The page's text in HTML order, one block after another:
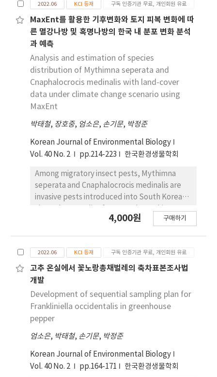
2022.06 KCI 등재 구독 인증기관 무료, 개인회원 유료
MaxEnt를 활용한 기후변화와 토지 피복 변화에 따
른 멸강나방 및 혹명나방의 한국 내 분포 변화 분석
과 예측
Analysis and estimation of species
distribution of Mythimna seperata and
Cnaphalocrocis medinalis with land-cover
data under climate change scenario using
MaxEnt
박태철, 장호중, 엄소은, 손기문, 박정준
Korean Journal of Environmental Biology
Vol. 40 No. 2
pp.214-223 한국환경생물학회
Among migratory insect pests, Mythimna
seperata and Cnaphalocrocis medinalis are
invasive pests introduced into South Korea
seperata and C. medinalis are insect pests
distribution of M. seperata and C. medinalis, it
is important to understand environmental
factors such as temperature and humidity of
their habitat. This study predicted current
and future habitat suitability models for
understanding the distribution of M. seperata
and C. medinalis. Occurrence data, SSPs
(Shared Socio-economic Pathways) scenario,
and RCP (Representative Concentration
Pathway) were applied to MaxEnt (Maximum
Entropy), a machine learning model among
4,000원 구매하기
2022.06 KCI 등재 구독 인증기관 무료, 개인회원 유료
고추 온실에서 꽃노랑총채벌레의 축차표본조사법
개발
Development of sequential sampling plan for
Frankliniella occidentalis in greenhouse
pepper
엄소은, 박태철, 손기문, 박정준
Korean Journal of Environmental Biology
Vol. 40 No. 2
pp.164-171 한국환경생물학회